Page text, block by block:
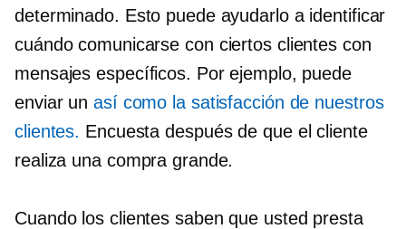
determinado. Esto puede ayudarlo a identificar
cuándo comunicarse con ciertos clientes con
mensajes específicos. Por ejemplo, puede
enviar unasí como la satisfacción de nuestros
clientes. Encuesta después de que el cliente
realiza una compra grande.
Cuando los clientes saben que usted presta